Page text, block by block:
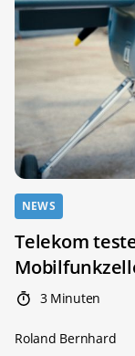
NEWS
Telekom
3 Minuten
Roland Bernhard